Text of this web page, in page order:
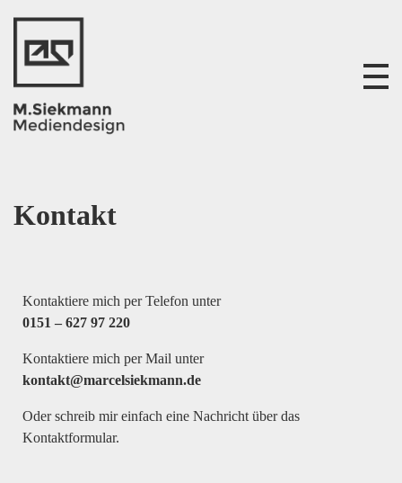
M. Siekmann Mediendesign
Kontakt
Kontaktiere mich per Telefon unter
0151 – 627 97 220
Kontaktiere mich per Mail unter
kontakt@marcelsiekmann.de
Oder schreib mir einfach eine Nachricht über das
Kontaktformular.